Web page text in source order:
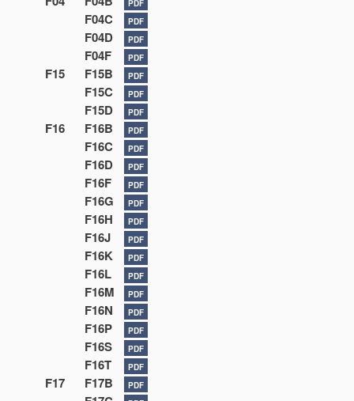
PDF
F04C PDF
F04D PDF
F04F PDF
F15 F15B PDF
F15C PDF
F15D PDF
F16 F16B PDF
F16C PDF
F16D PDF
F16F PDF
F16G PDF
F16H PDF
F16J PDF
F16K PDF
F16L PDF
F16M PDF
F16N PDF
F16P PDF
F16S PDF
F16T PDF
F17 F17B PDF